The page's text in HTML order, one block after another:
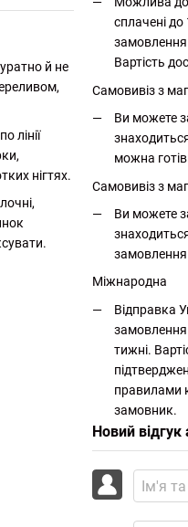
й не
лінії
нігтях.
сплачені
замовлення
Вартість
Самовивіз з
Ви можете
можна
Самовивіз з
Ви можете
Міжнародна
Відправка
замовлення
тижні.
правилами
замовник.
Новий